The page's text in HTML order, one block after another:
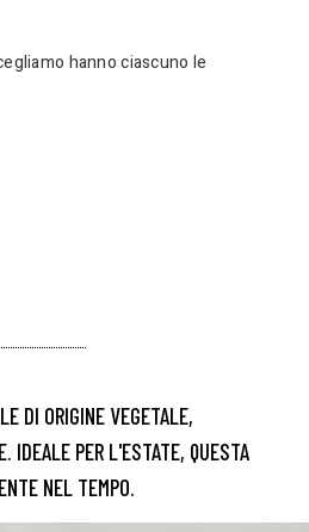
hanno ciascuno le
DI ORIGINE VEGETALE,
IDEALE PER L'ESTATE, QUESTA
NEL TEMPO.